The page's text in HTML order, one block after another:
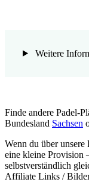
Weitere
Finde andere Padel-
Bundesland Sachsen
Wenn du über
eine kleine Provision
selbstverständlich
Affiliate Links /